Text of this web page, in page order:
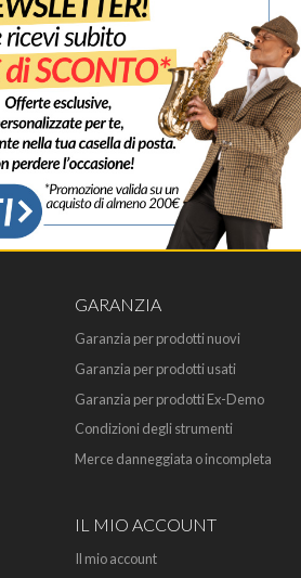
GARANZIA
Garanzia per prodotti nuovi
Garanzia per prodotti usati
Garanzia per prodotti Ex-Demo
Condizioni degli strumenti
Merce danneggiata o incompleta
IL MIO ACCOUNT
Il mio account